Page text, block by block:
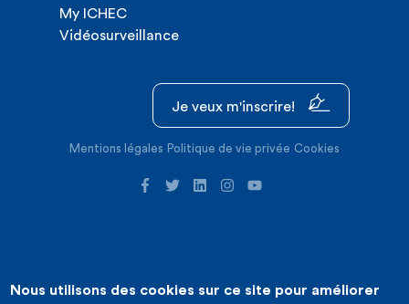
My ICHEC
Vidéosurveillance
Je veux m'inscrire!
Mentions légales Politique de vie privée Cookies
©2026 ICHEC |Création de site internet : Expansion
Nous utilisons des cookies sur ce site pour améliorer